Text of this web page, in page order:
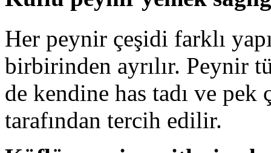
Her peynir çeşidi farklı
birbirinden ayrılır. Peynir
de kendine has tadı ve
tarafından tercih edilir.